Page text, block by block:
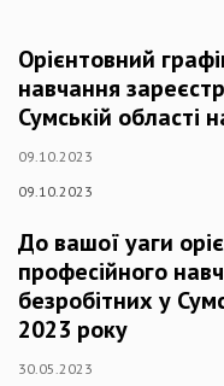
Орієнтовний
навчання
Сумській області
09.10.2023
09.10.2023
До вашої уаги
професійного
безробітних у
2023 року
30.05.2023